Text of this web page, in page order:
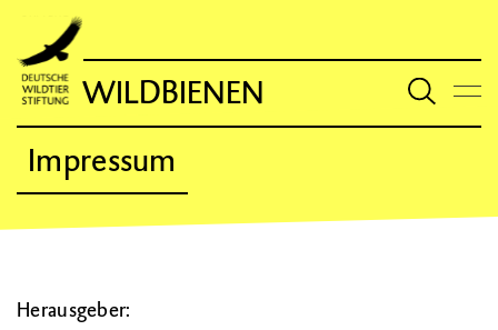
WILDBIENEN
Impressum
Herausgeber: